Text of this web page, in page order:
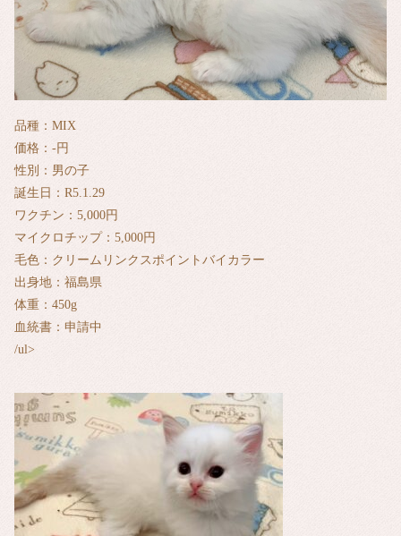
品種：MIX
価格：‐円
性別：男の子
誕生日：R5.1.29
ワクチン：5,000円
マイクロチップ：5,000円
毛色：クリームリンクスポイントバイカラー
出身地：福島県
体重：450g
血統書：申請中
/ul>